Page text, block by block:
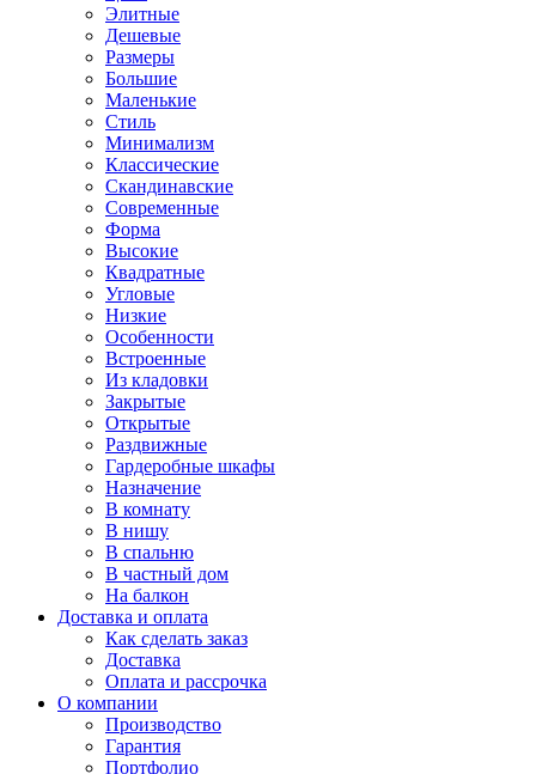
Элитные
Дешевые
Размеры
Большие
Маленькие
Стиль
Минимализм
Классические
Скандинавские
Современные
Форма
Высокие
Квадратные
Угловые
Низкие
Особенности
Встроенные
Из кладовки
Закрытые
Открытые
Раздвижные
Гардеробные шкафы
Назначение
В комнату
В нишу
В спальню
В частный дом
На балкон
Доставка и оплата
Как сделать заказ
Доставка
Оплата и рассрочка
О компании
Производство
Гарантия
Портфолио